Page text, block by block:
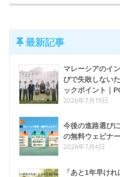
最新記事
マレーシアのイ
びで失敗しない
ックポイント｜
2026年7月15日
今後の進路選び
の無料ウェビナ
2026年7月4日
「あと1年早け